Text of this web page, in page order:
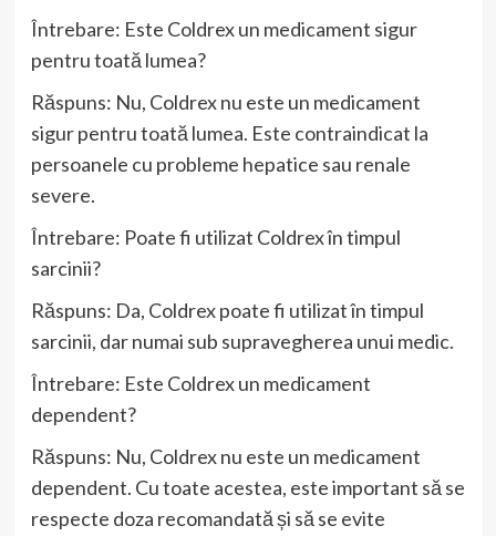
Întrebare: Este Coldrex un medicament sigur
pentru toată lumea?
Răspuns: Nu, Coldrex nu este un medicament
sigur pentru toată lumea. Este contraindicat la
persoanele cu probleme hepatice sau renale
severe.
Întrebare: Poate fi utilizat Coldrex în timpul
sarcinii?
Răspuns: Da, Coldrex poate fi utilizat în timpul
sarcinii, dar numai sub supravegherea unui medic.
Întrebare: Este Coldrex un medicament
dependent?
Răspuns: Nu, Coldrex nu este un medicament
dependent. Cu toate acestea, este important să se
respecte doza recomandată și să se evite